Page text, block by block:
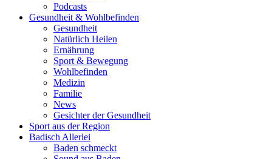
Podcasts
Gesundheit & Wohlbefinden
Gesundheit
Natürlich Heilen
Ernährung
Sport & Bewegung
Wohlbefinden
Medizin
Familie
News
Gesichter der Gesundheit
Sport aus der Region
Badisch Allerlei
Baden schmeckt